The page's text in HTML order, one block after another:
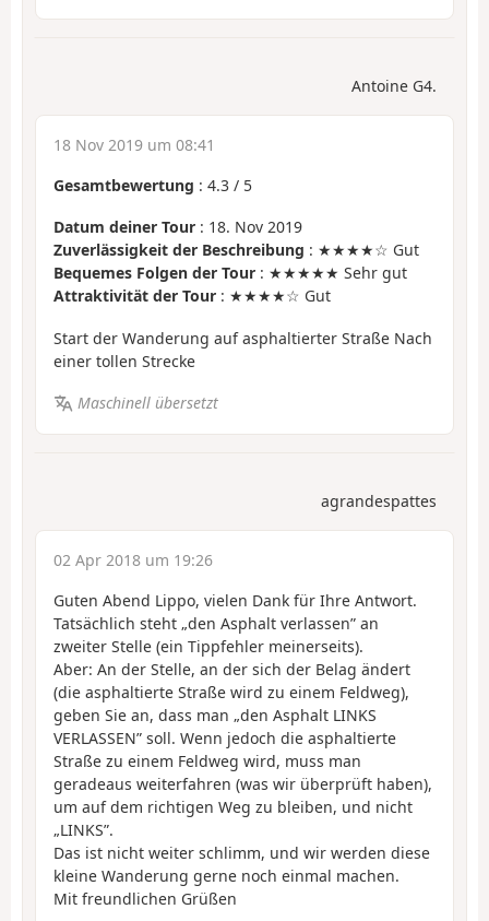
Antoine G4.
18 Nov 2019 um 08:41
Gesamtbewertung : 4.3 / 5
Datum deiner Tour : 18. Nov 2019
Zuverlässigkeit der Beschreibung : ★★★★☆ Gut
Bequemes Folgen der Tour : ★★★★★ Sehr gut
Attraktivität der Tour : ★★★★☆ Gut
Start der Wanderung auf asphaltierter Straße Nach
einer tollen Strecke
Maschinell übersetzt
agrandespattes
02 Apr 2018 um 19:26
Guten Abend Lippo, vielen Dank für Ihre Antwort.
Tatsächlich steht „den Asphalt verlassen” an
zweiter Stelle (ein Tippfehler meinerseits).
Aber: An der Stelle, an der sich der Belag ändert
(die asphaltierte Straße wird zu einem Feldweg),
geben Sie an, dass man „den Asphalt LINKS
VERLASSEN” soll. Wenn jedoch die asphaltierte
Straße zu einem Feldweg wird, muss man
geradeaus weiterfahren (was wir überprüft haben),
um auf dem richtigen Weg zu bleiben, und nicht
„LINKS”.
Das ist nicht weiter schlimm, und wir werden diese
kleine Wanderung gerne noch einmal machen.
Mit freundlichen Grüßen